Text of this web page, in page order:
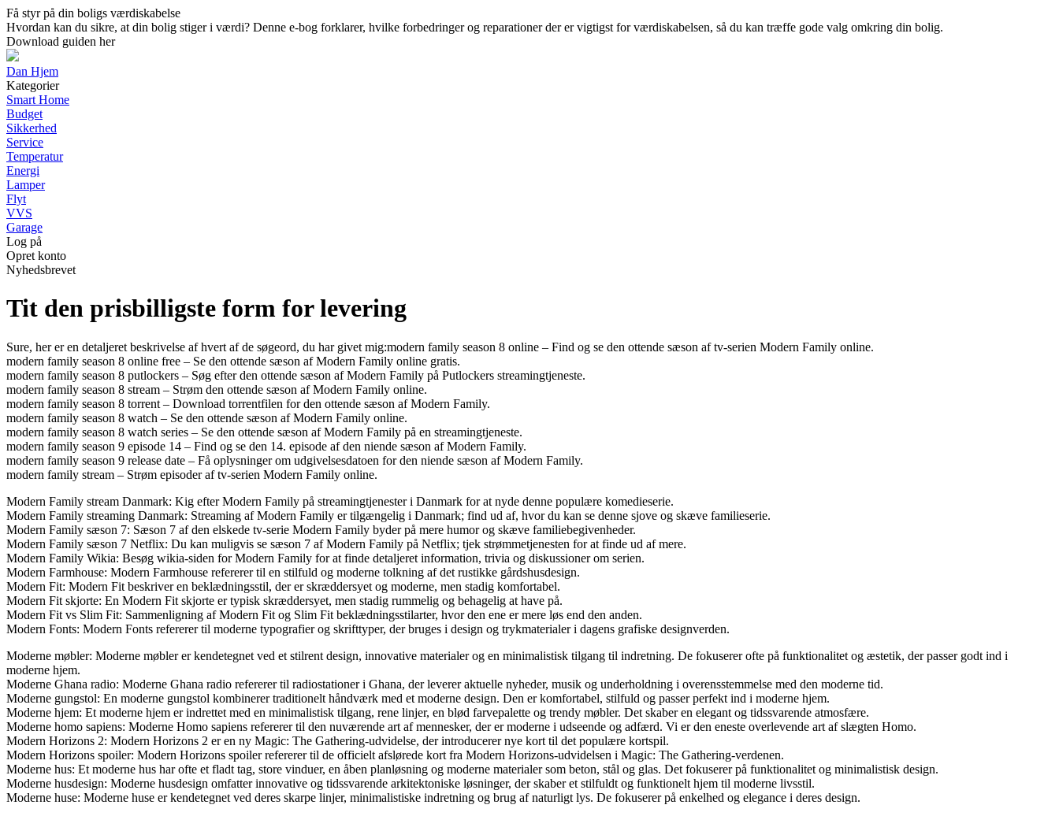
Få styr på din boligs værdiskabelse
Hvordan kan du sikre, at din bolig stiger i værdi? Denne e-bog forklarer, hvilke forbedringer og reparationer der er vigtigst for værdiskabelsen, så du kan træffe gode valg omkring din bolig.
Download guiden her
Dan Hjem
Kategorier
Smart Home
Budget
Sikkerhed
Service
Temperatur
Energi
Lamper
Flyt
VVS
Garage
Log på
Opret konto
Nyhedsbrevet
Tit den prisbilligste form for levering
Sure, her er en detaljeret beskrivelse af hvert af de søgeord, du har givet mig:modern family season 8 online – Find og se den ottende sæson af tv-serien Modern Family online.
modern family season 8 online free – Se den ottende sæson af Modern Family online gratis.
modern family season 8 putlockers – Søg efter den ottende sæson af Modern Family på Putlockers streamingtjeneste.
modern family season 8 stream – Strøm den ottende sæson af Modern Family online.
modern family season 8 torrent – Download torrentfilen for den ottende sæson af Modern Family.
modern family season 8 watch – Se den ottende sæson af Modern Family online.
modern family season 8 watch series – Se den ottende sæson af Modern Family på en streamingtjeneste.
modern family season 9 episode 14 – Find og se den 14. episode af den niende sæson af Modern Family.
modern family season 9 release date – Få oplysninger om udgivelsesdatoen for den niende sæson af Modern Family.
modern family stream – Strøm episoder af tv-serien Modern Family online.
Modern Family stream Danmark: Kig efter Modern Family på streamingtjenester i Danmark for at nyde denne populære komedieserie.
Modern Family streaming Danmark: Streaming af Modern Family er tilgængelig i Danmark; find ud af, hvor du kan se denne sjove og skæve familieserie.
Modern Family sæson 7: Sæson 7 af den elskede tv-serie Modern Family byder på mere humor og skæve familiebegivenheder.
Modern Family sæson 7 Netflix: Du kan muligvis se sæson 7 af Modern Family på Netflix; tjek strømmetjenesten for at finde ud af mere.
Modern Family Wikia: Besøg wikia-siden for Modern Family for at finde detaljeret information, trivia og diskussioner om serien.
Modern Farmhouse: Modern Farmhouse refererer til en stilfuld og moderne tolkning af det rustikke gårdshusdesign.
Modern Fit: Modern Fit beskriver en beklædningsstil, der er skræddersyet og moderne, men stadig komfortabel.
Modern Fit skjorte: En Modern Fit skjorte er typisk skræddersyet, men stadig rummelig og behagelig at have på.
Modern Fit vs Slim Fit: Sammenligning af Modern Fit og Slim Fit beklædningsstilarter, hvor den ene er mere løs end den anden.
Modern Fonts: Modern Fonts refererer til moderne typografier og skrifttyper, der bruges i design og trykmaterialer i dagens grafiske designverden.
Moderne møbler: Moderne møbler er kendetegnet ved et stilrent design, innovative materialer og en minimalistisk tilgang til indretning. De fokuserer ofte på funktionalitet og æstetik, der passer godt ind i
moderne hjem.
Moderne Ghana radio: Moderne Ghana radio refererer til radiostationer i Ghana, der leverer aktuelle nyheder, musik og underholdning i overensstemmelse med den moderne tid.
Moderne gungstol: En moderne gungstol kombinerer traditionelt håndværk med et moderne design. Den er komfortabel, stilfuld og passer perfekt ind i moderne hjem.
Moderne hjem: Et moderne hjem er indrettet med en minimalistisk tilgang, rene linjer, en blød farvepalette og trendy møbler. Det skaber en elegant og tidssvarende atmosfære.
Moderne homo sapiens: Moderne Homo sapiens refererer til den nuværende art af mennesker, der er moderne i udseende og adfærd. Vi er den eneste overlevende art af slægten Homo.
Modern Horizons 2: Modern Horizons 2 er en ny Magic: The Gathering-udvidelse, der introducerer nye kort til det populære kortspil.
Modern Horizons spoiler: Modern Horizons spoiler refererer til de officielt afslørede kort fra Modern Horizons-udvidelsen i Magic: The Gathering-verdenen.
Moderne hus: Et moderne hus har ofte et fladt tag, store vinduer, en åben planløsning og moderne materialer som beton, stål og glas. Det fokuserer på funktionalitet og minimalistisk design.
Moderne husdesign: Moderne husdesign omfatter innovative og tidssvarende arkitektoniske løsninger, der skaber et stilfuldt og funktionelt hjem til moderne livsstil.
Moderne huse: Moderne huse er kendetegnet ved deres skarpe linjer, minimalistiske indretning og brug af naturligt lys. De fokuserer på enkelhed og elegance i deres design.